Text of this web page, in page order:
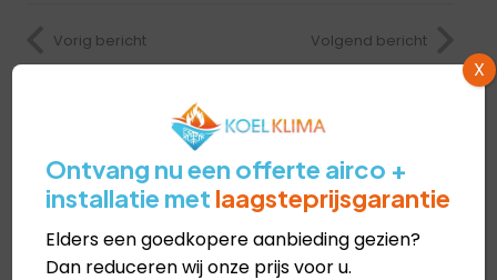
Vorig bericht Volgend bericht
Ontvang nu een offerte airco +
installatie met laagsteprijsgarantie
Elders een goedkopere aanbieding gezien?
Dan reduceren wij onze prijs voor u.
X